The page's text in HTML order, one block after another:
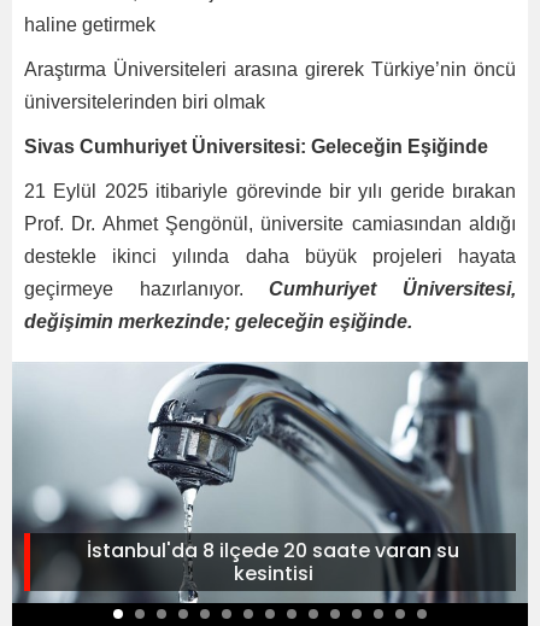
haline getirmek
Araştırma Üniversiteleri arasına girerek Türkiye’nin öncü
üniversitelerinden biri olmak
Sivas Cumhuriyet Üniversitesi: Geleceğin Eşiğinde
21 Eylül 2025 itibariyle görevinde bir yılı geride bırakan
Prof. Dr. Ahmet Şengönül, üniversite camiasından aldığı
destekle ikinci yılında daha büyük projeleri hayata
geçirmeye hazırlanıyor.Cumhuriyet Üniversitesi,
değişimin merkezinde; geleceğin eşiğinde.
İstanbul'da 8 ilçede 20 saate varan su
kesintisi